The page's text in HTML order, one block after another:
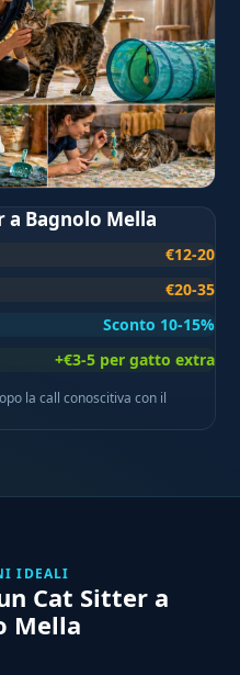
Bagnolo Mella
€12-20
€20-35
Sconto 10-15%
+€3-5 per gatto extra
la call conoscitiva con il
IDEALI
Cat Sitter a
Mella